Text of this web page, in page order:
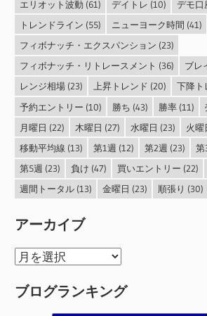
エリオット波動 (61) デイトレ (10) デモ口
トレンドライン (55) ニューヨーク時間 (41)
フィボナッチ・エクスパンション (23)
フィボナッチ・リトレースメント (36) ブレ
レンジ相場(23) 上昇トレンド (20) 下降ト
予約エントリー (10) 勝ち (43) 勝率(11)
月曜日 (22) 木曜日 (27) 水曜日 (23) 火曜
移動平均線 (13) 第1週 (12) 第2週 (23) 第
第5週 (23) 負け (47) 買いエントリー (22)
週間トータル(13) 金曜日 (23) 順張り (30)
アーカイブ
ア
カ
ブログランキング